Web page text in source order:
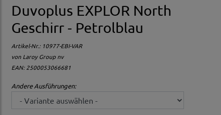
Duvoplus EXPLOR North
Geschirr - Petrolblau
Artikel-Nr.: 10977-EBI-VAR
von Laroy Group nv
EAN: 2500053066681
Andere Ausführungen: